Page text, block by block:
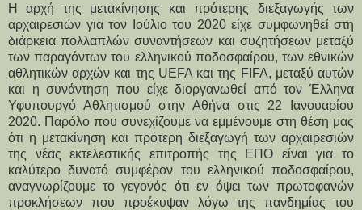
Η αρχή της μετακίνησης και πρότερης διεξαγωγής των
αρχαιρεσιών για τον Ιούλιο του 2020 είχε συμφωνηθεί στη
διάρκεια πολλαπλών συναντήσεων και συζητήσεων μεταξύ
των παραγόντων του ελληνικού ποδοσφαίρου, των εθνικών
αθλητικών αρχών και της UEFA και της FIFA, μεταξύ αυτών
και η συνάντηση που είχε διοργανωθεί από τον Έλληνα
Υφυπουργό Αθλητισμού στην Αθήνα στις 22 Ιανουαρίου
2020. Παρόλο που συνεχίζουμε να εμμένουμε στη θέση μας
ότι η μετακίνηση και πρότερη διεξαγωγή των αρχαιρεσιών
της νέας εκτελεστικής επιτροπής της ΕΠΟ είναι για το
καλύτερο δυνατό συμφέρον του ελληνικού ποδοσφαίρου,
αναγνωρίζουμε το γεγονός ότι εν όψει των πρωτοφανών
προκλήσεων που προέκυψαν λόγω της πανδημίας του